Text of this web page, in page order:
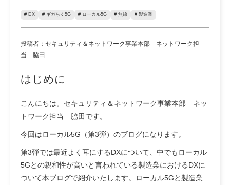
# DX # ギガらく5G # ローカル5G # 無線 # 製造業
投稿者：セキュリティ＆ネットワーク事業本部 ネットワーク担
当 脇田
はじめに
こんにちは。セキュリティ＆ネットワーク事業本部 ネッ
トワーク担当 脇田です。
今回はローカル5G（第3弾）のブログになります。
第3弾では最近よく耳にするDXについて、中でもローカル
5Gとの親和性が高いと言われている製造業におけるDXに
ついて本ブログで紹介いたします。ローカル5Gと製造業